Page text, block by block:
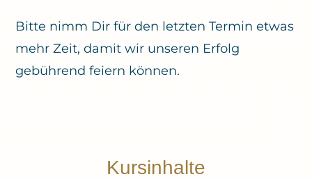
Bitte nimm Dir für den letzten Termin etwas
mehr Zeit, damit wir unseren Erfolg
gebührend feiern können.
Kursinhalte